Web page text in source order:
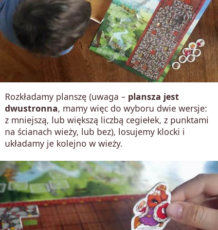
Rozkładamy planszę (uwaga – plansza jest
dwustronna, mamy więc do wyboru dwie wersje:
z mniejszą, lub większą liczbą cegiełek, z punktami
na ścianach wieży, lub bez), losujemy klocki i
układamy je kolejno w wieży.